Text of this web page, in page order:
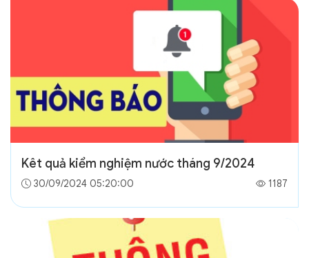
Kêt quả kiểm nghiệm nước tháng 9/2024
30/09/2024 05:20:00 1187